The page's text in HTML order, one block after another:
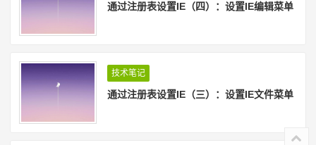
通过注册表设置IE（四）：设置IE编辑菜单
技术笔记
通过注册表设置IE（三）：设置IE文件菜单